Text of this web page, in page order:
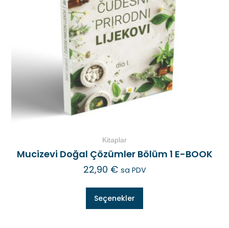
Kitaplar
Mucizevi Doğal Çözümler Bölüm 1 E-BOOK
22,90 € sa PDV
Seçenekler